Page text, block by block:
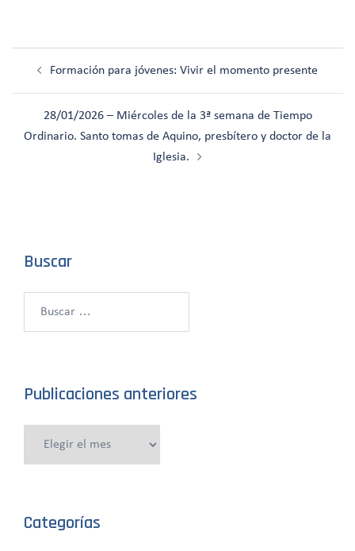
Formación para jóvenes: Vivir el momento presente
28/01/2026 – Miércoles de la 3ª semana de Tiempo
Ordinario. Santo tomas de Aquino, presbítero y doctor de la
Iglesia.
Buscar
Publicaciones anteriores
Categorías